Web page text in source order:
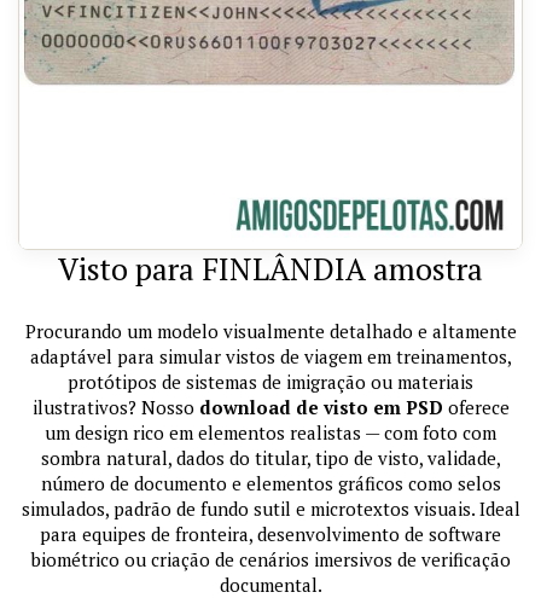
Visto para FINLÂNDIA amostra
Procurando um modelo visualmente detalhado e altamente
adaptável para simular vistos de viagem em treinamentos,
protótipos de sistemas de imigração ou materiais
ilustrativos? Nosso download de visto em PSD oferece
um design rico em elementos realistas — com foto com
sombra natural, dados do titular, tipo de visto, validade,
número de documento e elementos gráficos como selos
simulados, padrão de fundo sutil e microtextos visuais. Ideal
para equipes de fronteira, desenvolvimento de software
biométrico ou criação de cenários imersivos de verificação
documental.